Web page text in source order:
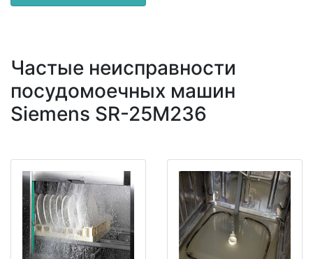
Частые неисправности
посудомоечных машин
Siemens SR-25M236